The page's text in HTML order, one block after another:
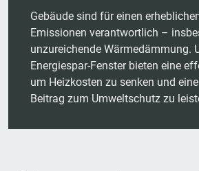
Gebäude sind für einen
Emissionen verantwortlich –
unzureichende Wärmedämmung.
Energiespar-Fenster bieten eine
um Heizkosten zu senken und
Beitrag zum Umweltschutz zu